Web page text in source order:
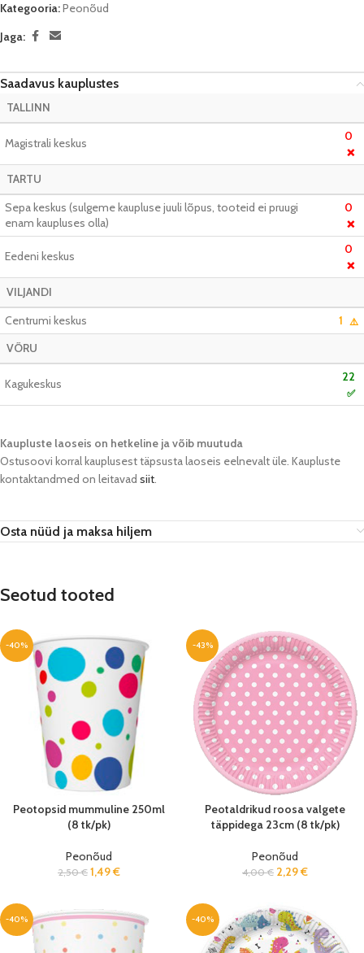
Kategooria:Peonõud
Jaga:
Saadavus kauplustes
TALLINN
Magistrali keskus 0
❌
TARTU
Sepa keskus (sulgeme kaupluse juuli lõpus, tooteid ei pruugi
enam kaupluses olla)
0
❌
Eedeni keskus 0
❌
VILJANDI
Centrumi keskus
1 ⚠️
VÕRU
Kagukeskus 22
✅
Kaupluste laoseis on hetkeline ja võib muutuda​
Ostusoovi korral kauplusest täpsusta laoseis eelnevalt üle. Kaupluste
kontaktandmed on leitavad siit.
Osta nüüd ja maksa hiljem
Seotud tooted
-40%
Peotopsid mummuline 250ml
(8 tk/pk)
Peonõud
2,50€ 1,49€
-43%
Peotaldrikud roosa valgete
täppidega 23cm (8 tk/pk)
Peonõud
4,00€ 2,29€
-40% -40%